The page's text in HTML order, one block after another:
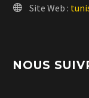
Site Web :
NOUS